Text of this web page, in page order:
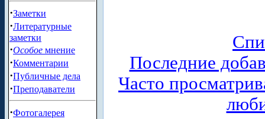
·Заметки
·Литературные
заметки
·Особое мнение
·Комментарии
·Публичные дела
·Преподаватели
·Фотогалерея
Последние
Часто